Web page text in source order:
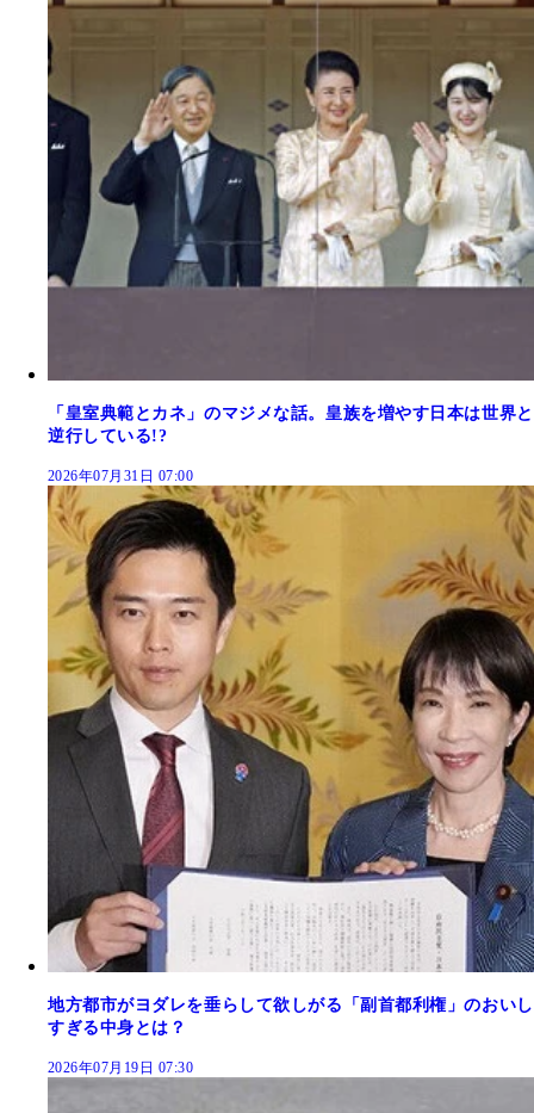
「皇室典範とカネ」のマジメな話。皇族を増やす日本は世界と
逆行している!?
2026年07月31日 07:00
地方都市がヨダレを垂らして欲しがる「副首都利権」のおいし
すぎる中身とは？
2026年07月19日 07:30